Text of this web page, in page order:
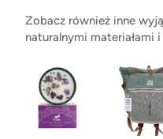
Zobacz również inne
naturalnymi materiałami i